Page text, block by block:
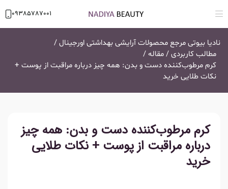
09385787001
نادیا بیوتی مرجع محصولات آرایشی بهداشتی اورجینال/
مطالب کاربردی/مقاله/
کرم مرطوب‌کننده دست و بدن: همه چیز درباره مراقبت از پوست +
نکات طلایی خرید
کرم مرطوب‌کننده دست و بدن: همه چیز
درباره مراقبت از پوست + نکات طلایی
خرید